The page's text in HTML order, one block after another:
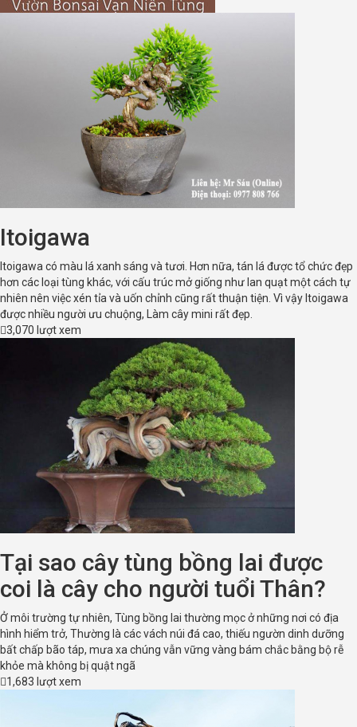
Itoigawa
Itoigawa có màu lá xanh sáng và tươi. Hơn nữa, tán lá được tổ chức đẹp
hơn các loại tùng khác, với cấu trúc mở giống như lan quạt một cách tự
nhiên nên việc xén tỉa và uốn chỉnh cũng rất thuận tiện. Vì vậy Itoigawa
được nhiều người ưu chuộng, Làm cây mini rất đẹp.
3,070 lượt xem
Tại sao cây tùng bồng lai được
coi là cây cho người tuổi Thân?
Ở môi trường tự nhiên, Tùng bồng lai thường mọc ở những nơi có địa
hình hiểm trở, Thường là các vách núi đá cao, thiếu ngườn dinh dưỡng
bất chấp bão táp, mưa xa chúng vẫn vững vàng bám chắc bằng bộ rễ
khỏe mà không bị quật ngã
1,683 lượt xem